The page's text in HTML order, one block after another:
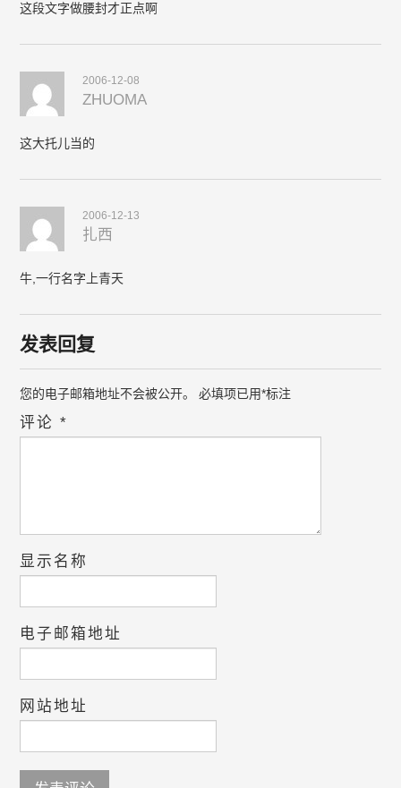
这段文字做腰封才正点啊
2006-12-08
ZHUOMA
这大托儿当的
2006-12-13
扎西
牛,一行名字上青天
发表回复
您的电子邮箱地址不会被公开。 必填项已用*标注
评论*
显示名称
电子邮箱地址
网站地址